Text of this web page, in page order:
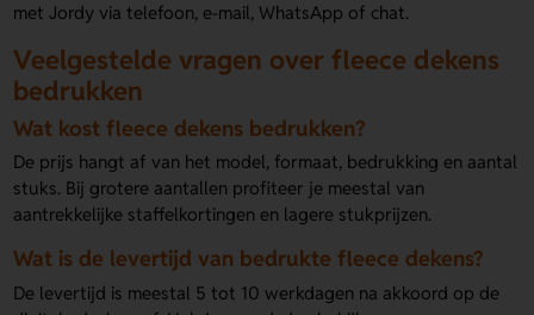
met Jordy via telefoon, e-mail, WhatsApp of chat.
Veelgestelde vragen over fleece dekens
bedrukken
Wat kost fleece dekens bedrukken?
De prijs hangt af van het model, formaat, bedrukking en aantal
stuks. Bij grotere aantallen profiteer je meestal van
aantrekkelijke staffelkortingen en lagere stukprijzen.
Wat is de levertijd van bedrukte fleece dekens?
De levertijd is meestal 5 tot 10 werkdagen na akkoord op de